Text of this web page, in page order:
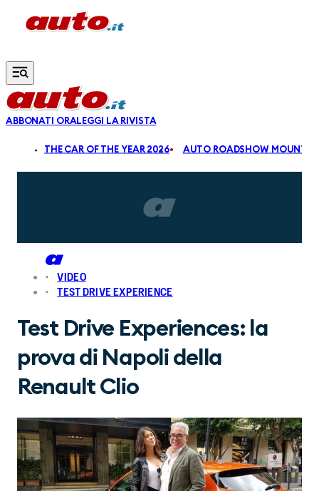
Vai al contenuto principale
ABBONATI ORALEGGI LA RIVISTA
THE CAR OF THE YEAR 2026 AUTO ROADSHOW
VIDEO
TEST DRIVE EXPERIENCE
Test Drive Experiences: la
prova di Napoli della
Renault Clio